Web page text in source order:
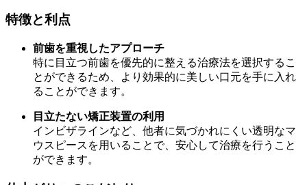
特徴と利点
前歯を重視したアプローチ
特に目立つ前歯を優先的に整える治療法を選択するこ
とができるため、より効果的に美しい口元を手に入れ
ることができます。
目立たない矯正装置の利用
インビザラインなど、他者に気づかれにくい透明なマ
ウスピースを用いることで、安心して治療を行うこと
ができます。